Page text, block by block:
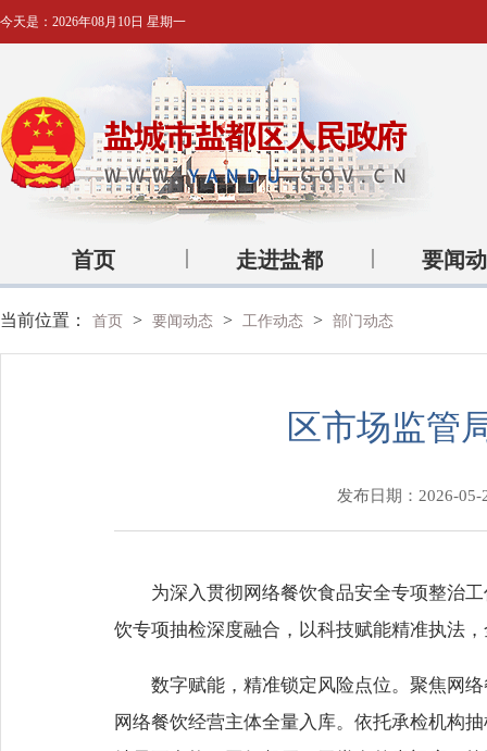
今天是： 2026年08月10日 星期一
首页 走进盐都 要闻
当前位置： 首页 > 要闻动态 > 工作动态 > 部门动态
区市场监管
发布日期：2026-
为深入贯彻网络餐饮食品安全专项整治
饮专项抽检深度融合，以科技赋能精准执法
数字赋能，精准锁定风险点位。聚焦网
网络餐饮经营主体全量入库。依托承检机构